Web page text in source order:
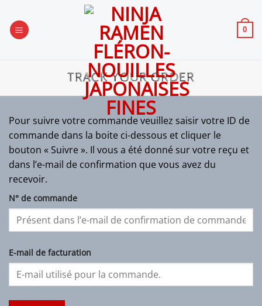
contenu
0
TRACK YOUR ORDER
Pour suivre votre commande veuillez saisir votre ID de
commande dans la boite ci-dessous et cliquer le
bouton « Suivre ». Il vous a été donné sur votre reçu et
dans l’e-mail de confirmation que vous avez du
recevoir.
N° de commande
E-mail de facturation